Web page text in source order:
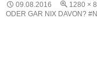
09.08.2016 1280 ×
ODER GAR NIX DAVON?